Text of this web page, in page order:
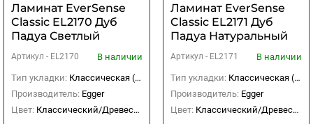
Ламинат EverSense
Classic EL2170 Дуб
Падуа Светлый
Артикул - EL2170
В наличии
Тип укладки: Классическая (прямая)
Производитель: Egger
Цвет: Классический/Древесный
Ламинат EverSense
Classic EL2171 Дуб
Падуа Натуральный
Артикул - EL2171
В наличии
Тип укладки: Классическая (прямая)
Производитель: Egger
Цвет: Классический/Древесный